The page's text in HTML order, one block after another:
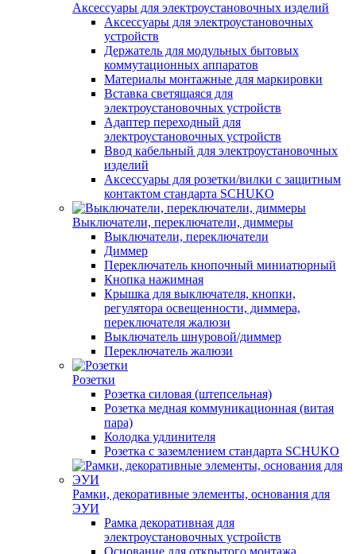
Аксессуары для электроустановочных изделий
Аксессуары для электроустановочных
устройств
Держатель для модульных бытовых
коммутационных аппаратов
Материалы монтажные для маркировки
Вставка светящаяся для
электроустановочных устройств
Адаптер переходный для
электроустановочных устройств
Ввод кабельный для электроустановочных
изделий
Аксессуары для розетки/вилки с защитным
контактом стандарта SCHUKO
Выключатели, переключатели, диммеры
Выключатели, переключатели
Диммер
Переключатель кнопочный миниатюрный
Кнопка нажимная
Крышка для выключателя, кнопки,
регулятора освещенности, диммера,
переключателя жалюзи
Выключатель шнуровой/диммер
Переключатель жалюзи
Розетки
Розетка силовая (штепсельная)
Розетка медная коммуникационная (витая
пара)
Колодка удлинителя
Розетка с заземлением стандарта SCHUKO
Рамки, декоративные элементы, основания для
ЭУИ
Рамка декоративная для
электроустановочных устройств
Основание для открытого монтажа